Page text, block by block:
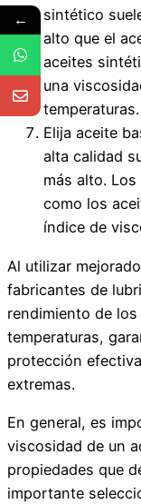
sintético
alto que el
aceites
una
temperaturas.
Elija aceite
alta calidad
más alto.
como los
índice de
Al utilizar
fabricantes de
rendimiento de
temperaturas,
protección
extremas.
En general, es
viscosidad de un
propiedades que
importante
←